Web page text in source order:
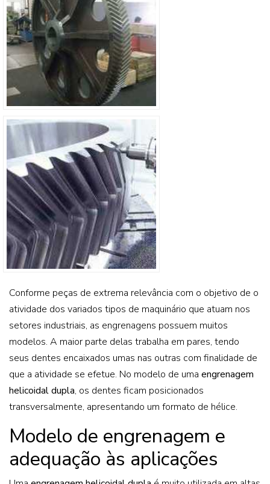
Conforme peças de extrema relevância com o objetivo de o
atividade dos variados tipos de maquinário que atuam nos
setores industriais, as engrenagens possuem muitos
modelos. A maior parte delas trabalha em pares, tendo
seus dentes encaixados umas nas outras com finalidade de
que a atividade se efetue. No modelo de uma engrenagem
helicoidal dupla, os dentes ficam posicionados
transversalmente, apresentando um formato de hélice.
Modelo de engrenagem e
adequação às aplicações